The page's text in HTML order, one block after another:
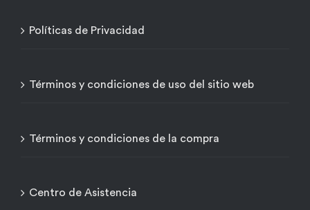
Políticas de Privacidad
Términos y condiciones de uso del sitio web
Términos y condiciones de la compra
Centro de Asistencia